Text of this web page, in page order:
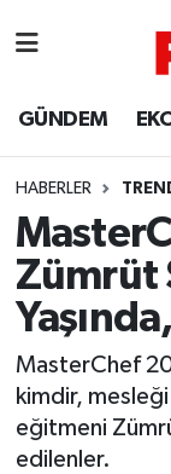
GÜNDEM
HABERLER
Zümrüt
MasterChef
kimdir,
eğitmeni
edilenler.
Ayvalık
Balya
Bandırma
Bigadiç
Burhaniye
Balıkesir
Balıkesir
Balıkesir
Süper Lig
Tüm
Son